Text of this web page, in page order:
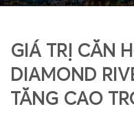
GIÁ TRỊ CĂN
DIAMOND
TĂNG CAO